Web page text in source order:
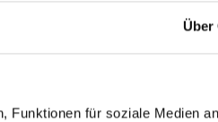
Über
Funktionen für soziale Medien
Limitiertes Kontingent.